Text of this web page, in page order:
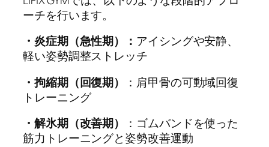
ーチを行います。
・炎症期（急性期）： アイシングや安静、
軽い姿勢調整ストレッチ
・拘縮期（回復期）
：肩甲骨の可動域回復
トレーニング
・解氷期（改善期）
：ゴムバンドを使った
筋力トレーニングと姿勢改善運動